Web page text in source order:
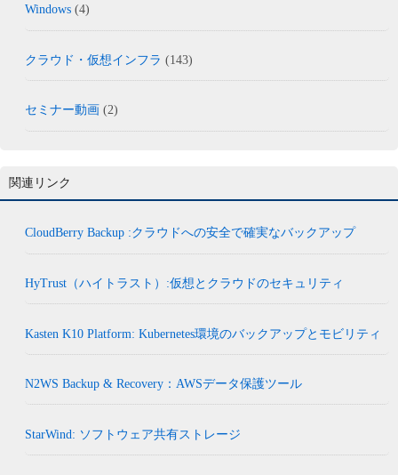
Windows (4)
クラウド・仮想インフラ (143)
セミナー動画 (2)
関連リンク
CloudBerry Backup :クラウドへの安全で確実なバックアップ
HyTrust（ハイトラスト）:仮想とクラウドのセキュリティ
Kasten K10 Platform: Kubernetes環境のバックアップとモビリティ
N2WS Backup & Recovery：AWSデータ保護ツール
StarWind: ソフトウェア共有ストレージ